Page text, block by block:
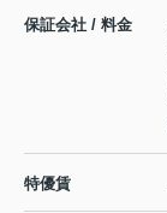
保証会社 / 料金
特優賃